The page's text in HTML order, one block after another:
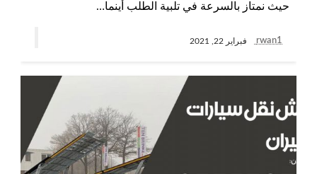
حيث نمتاز بالسرعة في تلبية الطلب أينما…
rwan1 فبراير 22, 2021